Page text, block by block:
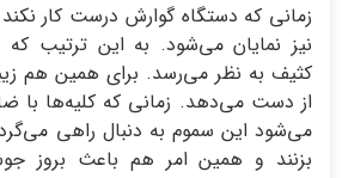
زمانی که دستگاه گوارش درست کار
نیز نمایان می‌شود. به این ترتیب
کثیف به نظر می‌رسد. برای همین هم
از دست می‌دهد. زمانی که کلیه‌ها با
می‌شود این سموم به دنبال راهی
بزنند و همین امر هم باعث بروز